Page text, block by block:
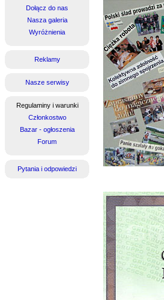
Dołącz do nas
Nasza galeria
Wyróżnienia
Reklamy
Nasze serwisy
Regulaminy i warunki
Członkostwo
Bazar - ogłoszenia
Forum
Pytania i odpowiedzi